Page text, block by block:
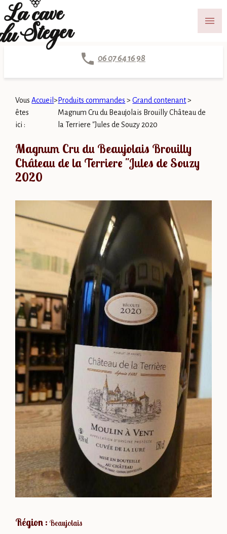
menu
06 07 64 16 98
Vous
êtes
ici :
Accueil> Produits commandes >Grand contenant>
Magnum Cru du Beaujolais Brouilly Château de
la Terriere "Jules de Souzy 2020
Magnum Cru du Beaujolais Brouilly
Château de la Terriere "Jules de Souzy
2020
Région : Beaujolais
Panneau de gestion des cookies